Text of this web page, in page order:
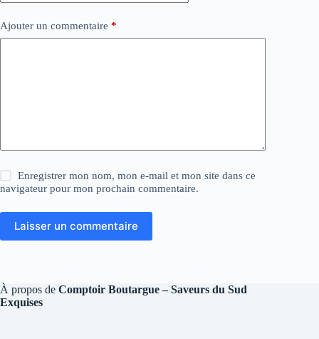
Ajouter un commentaire *
Enregistrer mon nom, mon e-mail et mon site dans ce
navigateur pour mon prochain commentaire.
Laisser un commentaire
À propos de Comptoir Boutargue – Saveurs du Sud
Exquises